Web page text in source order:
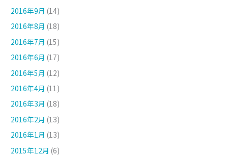
2016年9月 (14)
2016年8月 (18)
2016年7月 (15)
2016年6月 (17)
2016年5月 (12)
2016年4月 (11)
2016年3月 (18)
2016年2月 (13)
2016年1月 (13)
2015年12月 (6)